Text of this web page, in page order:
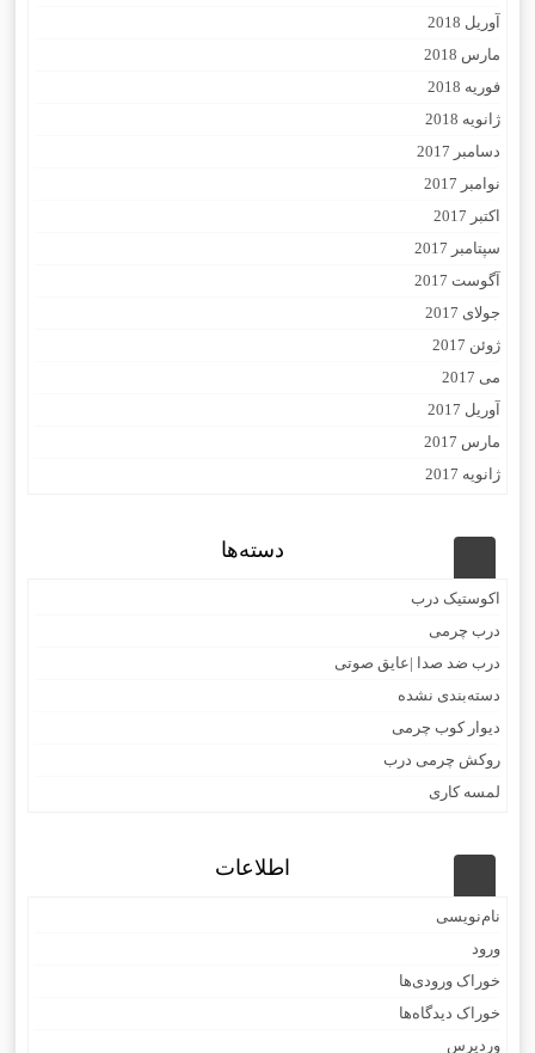
آوریل 2018
مارس 2018
فوریه 2018
ژانویه 2018
دسامبر 2017
نوامبر 2017
اکتبر 2017
سپتامبر 2017
آگوست 2017
جولای 2017
ژوئن 2017
می 2017
آوریل 2017
مارس 2017
ژانویه 2017
دسته‌ها
اکوستیک درب
درب چرمی
درب ضد صدا |عایق صوتی
دسته‌بندی نشده
دیوار کوب چرمی
روکش چرمی درب
لمسه کاری
اطلاعات
نام‌نویسی
ورود
خوراک ورودی‌ها
خوراک دیدگاه‌ها
وردپرس